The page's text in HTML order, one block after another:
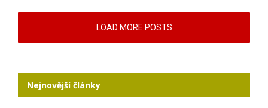
LOAD MORE POSTS
Nejnovější články